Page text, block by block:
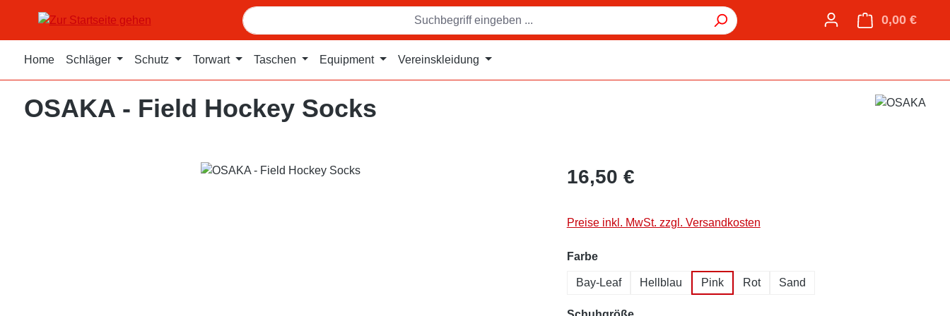
Hauptinhalt springen
Zur Suche springen
Zur Hauptnavigation springen 0,00 €
Home Schläger Schutz Torwart Taschen Equipment Vereinskleidung
OSAKA - Field Hockey Socks
16,50 €
Preise inkl. MwSt. zzgl. Versandkosten
Farbeauswählen
Bay-Leaf Hellblau Pink Rot Sand
auswählen